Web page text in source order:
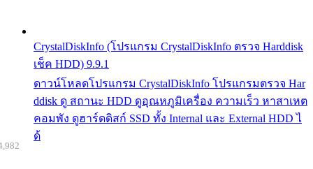
CrystalDiskInfo (โปรแกรม CrystalDiskInfo ตรวจ Harddisk
เช็ค HDD) 9.9.1
ดาวน์โหลดโปรแกรม CrystalDiskInfo โปรแกรมตรวจ Har
ddisk ดู สถานะ HDD ดูอุณหภูมิเครื่อง ความเร็ว หาสาเหต
คอมพัง ดูฮาร์ดดิสก์ SSD ทั้ง Internal และ External HDD ไ
ด้